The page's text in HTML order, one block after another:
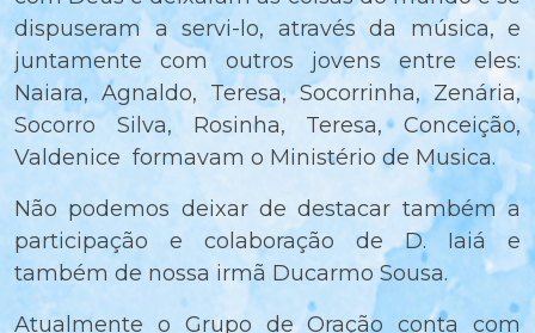
dispuseram a servi-lo, através da música, e
juntamente com outros jovens entre eles:
Naiara, Agnaldo, Teresa, Socorrinha, Zenária,
Socorro Silva, Rosinha, Teresa, Conceição,
Valdenice formavam o Ministério de Musica.
Não podemos deixar de destacar também a
participação e colaboração de D. Iaiá e
também de nossa irmã Ducarmo Sousa.
Atualmente o Grupo de Oração conta com